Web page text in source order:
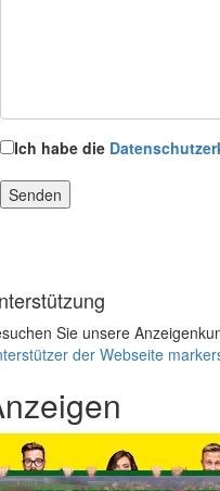
Ich habe die
Sie unsere
der Webseite